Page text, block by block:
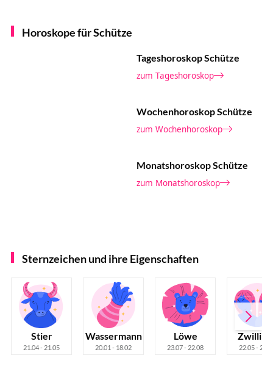
Horoskope für Schütze
Tageshoroskop Schütze
zum Tageshoroskop
Wochenhoroskop Schütze
zum Wochenhoroskop
Monatshoroskop Schütze
zum Monatshoroskop
Sternzeichen und ihre Eigenschaften
Stier
21.04 - 21.05
Wassermann
20.01 - 18.02
Löwe
23.07 - 22.08 22.05 -